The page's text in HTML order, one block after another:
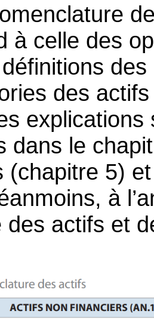
à celle des
des
dans le
(chapitre 5)
à
des actifs et